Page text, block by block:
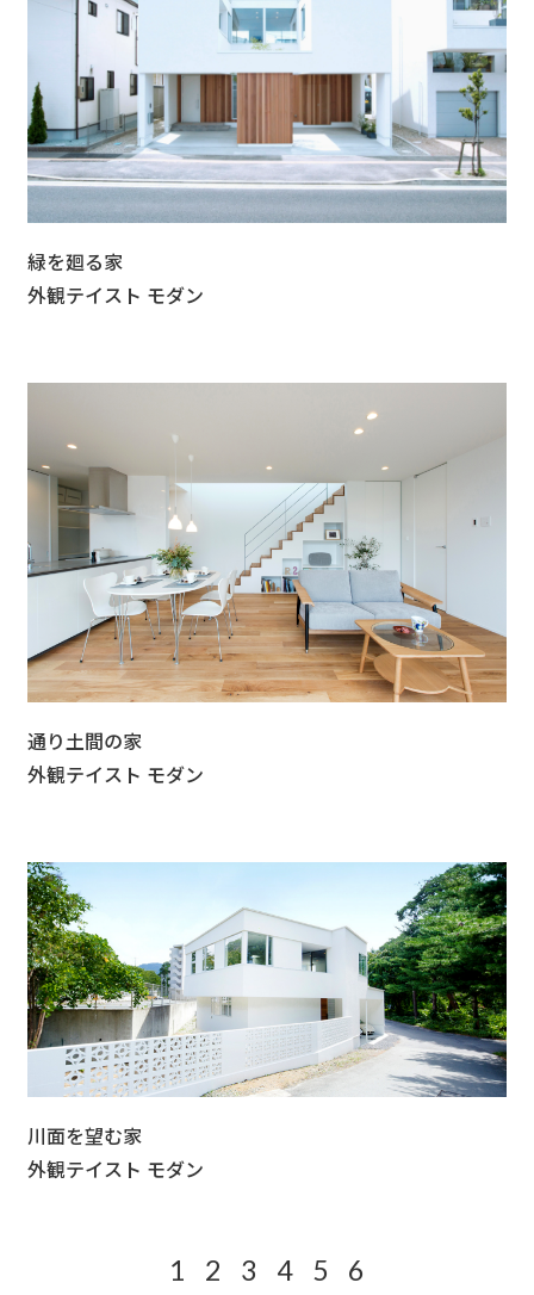
緑を廻る家
外観テイスト モダン
通り土間の家
外観テイスト モダン
川面を望む家
外観テイスト モダン
1 2 3 4 5 6